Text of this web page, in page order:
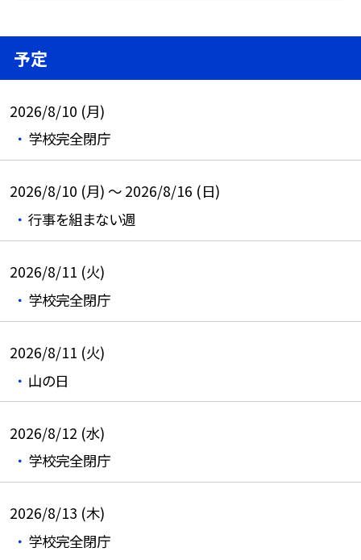
予定
2026/8/10 (月)
学校完全閉庁
2026/8/10 (月) ～ 2026/8/16 (日)
行事を組まない週
2026/8/11 (火)
学校完全閉庁
2026/8/11 (火)
山の日
2026/8/12 (水)
学校完全閉庁
2026/8/13 (木)
学校完全閉庁